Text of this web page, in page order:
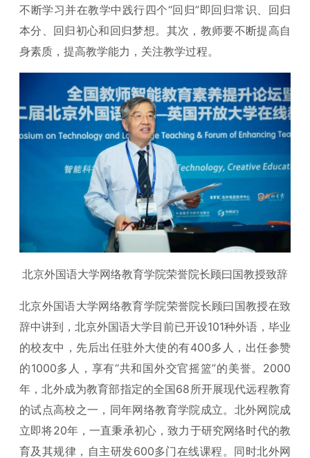
不断学习并在教学中践行四个“回归”即回归常识、回归
本分、回归初心和回归梦想。其次，教师要不断提高自
身素质，提高教学能力，关注教学过程。
北京外国语大学网络教育学院荣誉院长顾曰国教授致辞
北京外国语大学网络教育学院荣誉院长顾曰国教授在致
辞中讲到，北京外国语大学目前已开设101种外语，毕业
的校友中，先后出任驻外大使的有400多人，出任参赞
的1000多人，享有“共和国外交官摇篮”的美誉。2000
年，北外成为教育部指定的全国68所开展现代远程教育
的试点高校之一，同年网络教育学院成立。北外网院成
立即将20年，一直秉承初心，致力于研究网络时代的教
育及其规律，自主研发600多门在线课程。同时北外网